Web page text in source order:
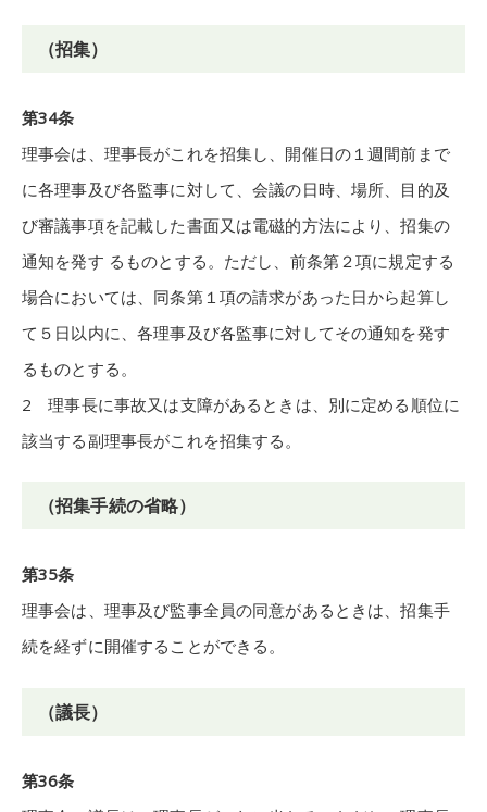
（招集）
第34条
理事会は、理事長がこれを招集し、開催日の１週間前まで
に各理事及び各監事に対して、会議の日時、場所、目的及
び審議事項を記載した書面又は電磁的方法により、招集の
通知を発す るものとする。ただし、前条第２項に規定する
場合においては、同条第１項の請求があった日から起算し
て５日以内に、各理事及び各監事に対してその通知を発す
るものとする。
2 理事長に事故又は支障があるときは、別に定める順位に
該当する副理事長がこれを招集する。
（招集手続の省略）
第35条
理事会は、理事及び監事全員の同意があるときは、招集手
続を経ずに開催することができる。
（議長）
第36条